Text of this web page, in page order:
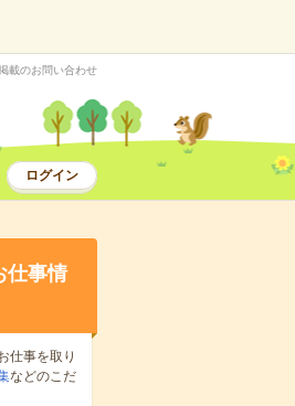
載のお問い合わせ
ログイン
仕事情
仕事を取り
などのこだ